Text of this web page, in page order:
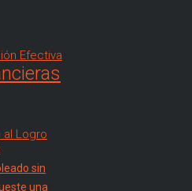
Efectiva
al Logro
sin
una